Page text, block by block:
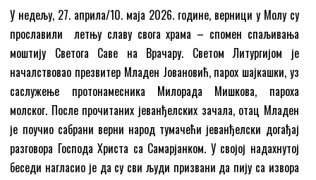
У недељу, 27. априла/10. маја 2026. године, верници у Молу су
прославили летњу славу свога храма – спомен спаљивања
моштију Светога Саве на Врачару. Светом Литургијом је
началствовао презвитер Младен Јовановић, парох шајкашки, уз
саслужење протонамесника Милорада Мишкова, пароха
молског. После прочитаних јеванђелских зачала, отац Младен
је поучио сабрани верни народ тумачећи јеванђелски догађај
разговора Господа Христа са Самарјанком. У својој надахнутој
беседи нагласио је да су сви људи призвани да пију са извора